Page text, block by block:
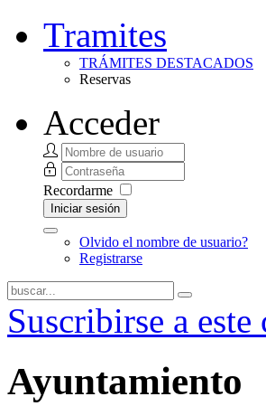
Tramites
TRÁMITES DESTACADOS
Reservas
Acceder
Recordarme
Iniciar sesión
Olvido el nombre de usuario?
Registrarse
Suscribirse a este
Ayuntamiento